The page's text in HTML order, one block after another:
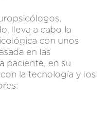
lleva a cabo la
con unos
en las
paciente, en su
con la tecnología y los